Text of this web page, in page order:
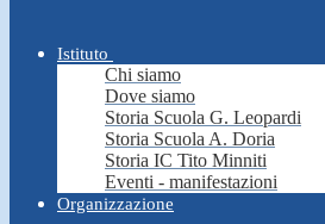
Istituto
Chi siamo
Dove siamo
Storia Scuola G. Leopardi
Storia Scuola A. Doria
Storia IC Tito Minniti
Eventi - manifestazioni
Organizzazione